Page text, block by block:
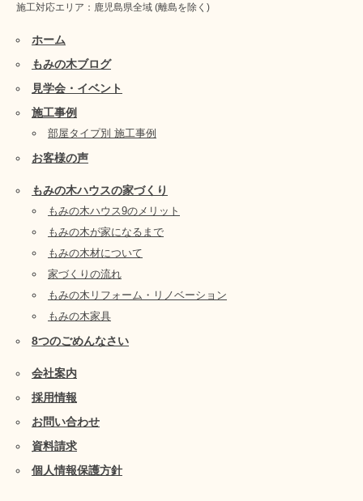
施工対応エリア：鹿児島県全域 (離島を除く)
ホーム
もみの木ブログ
見学会・イベント
施工事例
部屋タイプ別 施工事例
お客様の声
もみの木ハウスの家づくり
もみの木ハウス9のメリット
もみの木が家になるまで
もみの木材について
家づくりの流れ
もみの木リフォーム・リノベーション
もみの木家具
8つのごめんなさい
会社案内
採用情報
お問い合わせ
資料請求
個人情報保護方針